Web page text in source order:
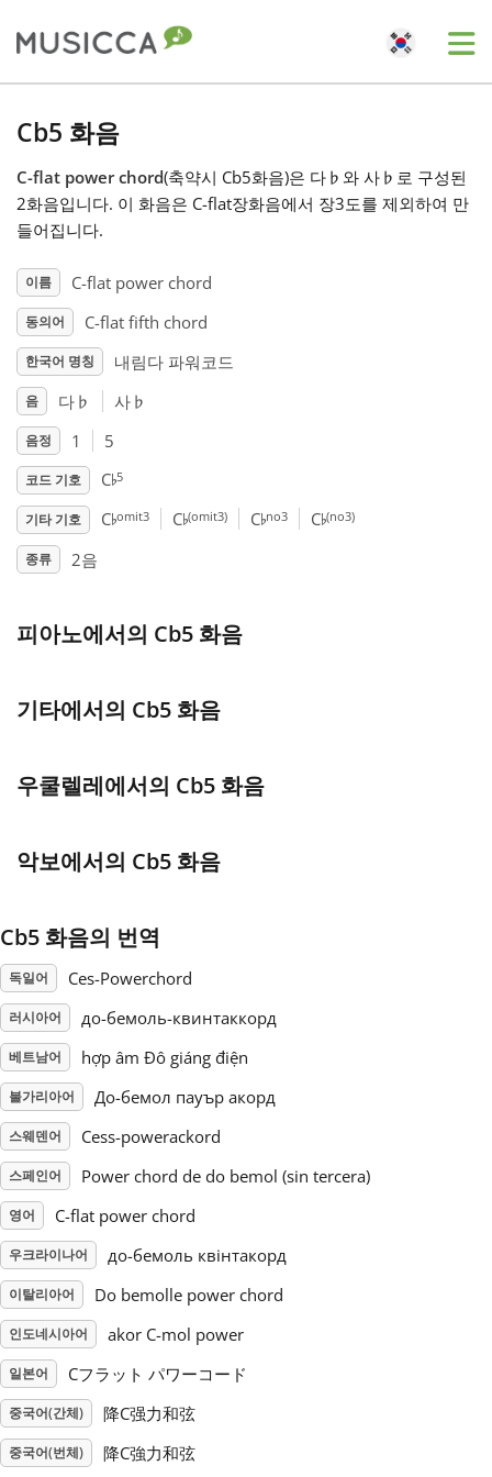
Български
Deutsch
English
Español
Français
Русский
Svenska
Tiếng Việt
Türkçe
Українська
简体中文
繁體中文
Cb5 화음
C-flat power chord(축약시 Cb5화음)은 다 ♭ 와 사 ♭ 로 구성된
2화음입니다. 이 화음은 C-flat장화음에서 장3도를 제외하여 만
들어집니다.
이름 C-flat power chord
동의어 C-flat fifth chord
한국어 명칭 내림다 파워코드
음 다 ♭ 사 ♭
음정 1 5
코드 기호 C♭5
기타 기호 C♭omit3 C♭(omit3) C♭no3 C♭(no3)
종류 2음
피아노에서의 Cb5 화음
기타에서의 Cb5 화음
우쿨렐레에서의 Cb5 화음
악보에서의 Cb5 화음
Cb5 화음의 번역
독일어 Ces-Powerchord
러시아어 до-бемоль-квинтаккорд
베트남어 hợp âm Đô giáng điện
불가리아어 До-бемол пауър акорд
스웨덴어 Cess-powerackord
스페인어 Power chord de do bemol (sin tercera)
영어 C-flat power chord
우크라이나어 до-бемоль квінтакорд
이탈리아어 Do bemolle power chord
인도네시아어 akor C-mol power
일본어 Cフラット パワーコード
중국어(간체) 降C强力和弦
중국어(번체) 降C強力和弦